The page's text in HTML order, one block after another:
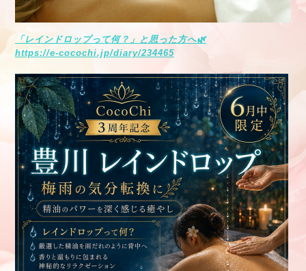
「レインドロップって何？」と思った方へ🌿
https://e-cocochi.jp/diary/234465